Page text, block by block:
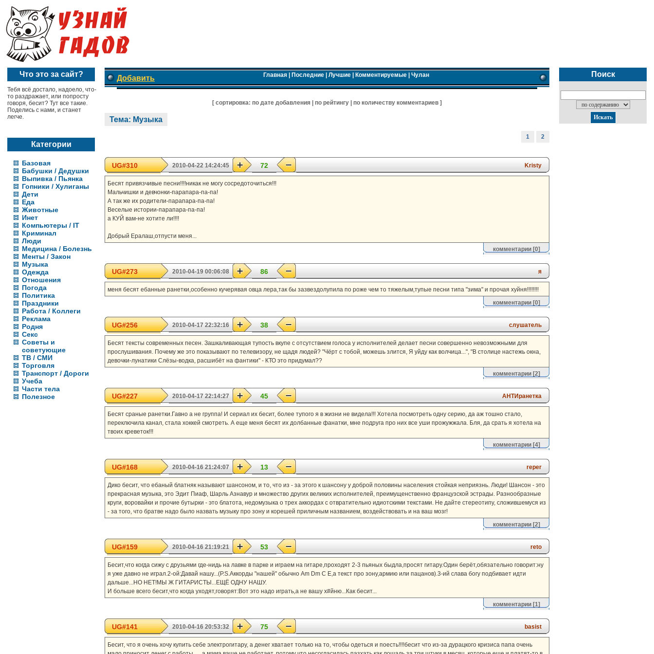
Что это за сайт?
Тебя всё достало, надоело, что-
то раздражает, или попросту
говоря, бесит? Тут все такие.
Поделись с нами, и станет
легче.
Категории
Базовая
Бабушки / Дедушки
Выпивка / Пьянка
Гопники / Хулиганы
Дети
Еда
Животные
Инет
Компьютеры / IT
Криминал
Люди
Медицина / Болезнь
Менты / Закон
Музыка
Одежда
Отношения
Погода
Политика
Праздники
Работа / Коллеги
Реклама
Родня
Секс
Советы и
советующие
ТВ / СМИ
Торговля
Транспорт / Дороги
Учеба
Части тела
Полезное
Добавить Главная| Последние| Лучшие| Комментируемые| Чулан
[ cортировка: по дате добавления по рейтингу по количеству комментариев ]
Тема: Музыка
1 2
UG#310 2010-04-22 14:24:45 72 Kristy
Бесят привязчивые песни!!!!никак не могу сосредоточиться!!!
Мальчишки и девчонки-парапара-па-па!
А так же их родители-парапара-па-па!
Веселые истории-парапара-па-па!
а КУЙ вам-не хотите ли!!!!
Добрый Ералаш,отпусти меня...
комментарии[0]
UG#273 2010-04-19 00:06:08 86 я
меня бесят ебанные ранетки,особенно кучерявая овца лера,так бы зазвездолупила по роже чем то тяжелым,тупые песни типа "зима" и прочая хуйня!!!!!!!!
комментарии[0]
UG#256 2010-04-17 22:32:16 38 слушатель
Бесят тексты современных песен. Зашкаливающая тупость вкупе с отсутствием голоса у исполнителей делает песни совершенно невозможными для
прослушивания. Почему же это показывают по телевизору, не щадя людей? "Чёрт с тобой, можешь злится, Я уйду как волчица...", "В столице настежь окна,
девочки-лунатики Слёзы-водка, расшибёт на фантики" - КТО это придумал??
комментарии[2]
UG#227 2010-04-17 22:14:27 45 АНТИранетка
Бесят сраные ранетки.Гавно а не группа! И сериал их бесит, более тупого я в жизни не видела!!! Хотела посмотреть одну серию, да аж тошно стало,
переключила канал, стала хоккей смотреть. А еще меня бесят их долбанные фанатки, мне подруга про них все уши прожужжала. Бля, да срать я хотела на
твоих креветок!!!
комментарии[4]
UG#168 2010-04-16 21:24:07 13 reper
Дико бесит, что ебаный блатняк называют шансоном, и то, что из - за этого к шансону у доброй половины населения стойкая неприязнь. Люди! Шансон - это
прекрасная музыка, это Эдит Пиаф, Шарль Азнавур и множество других великих исполнителей, преимущенственно французской эстрады. Разнообразные
круги, воровайки и прочие бутырки - это блатота, недомузыка о трех аккордах с отвратительно идиотскими текстами. Не дайте стереотипу, сложившемуся из
- за того, что братве надо было назвать музыку про зону и корешей приличным названием, воздействовать и на ваш мозг!
комментарии[2]
UG#159 2010-04-16 21:19:21 53 reto
Бесит,что когда сижу с друзьями где-нидь на лавке в парке и играем на гитаре,проходят 2-3 пьяных быдла,просят гитару.Один берёт,обязательно говорит:ну
я уже давно не играл.2-ой:Давай нашу...(P.S.Аккорды "нашей" обычно Am Dm C E,а текст про зону,армию или пацанов).3-ий слава богу подбивает идти
дальше...НО НЕТ!МЫ Ж ГИТАРИСТЫ...ЕЩЁ ОДНУ НАШУ.
И больше всего бесит,что когда уходят,говорят:Вот это надо играть,а не вашу х#йню...Как бесит...
комментарии[1]
UG#141 2010-04-16 20:53:32 75 basist
Бесит, что я очень хочу купить себе электрогитару, а денег хватает только на то, чтобы одеться и поесть!!!!бесит что из-за дурацкого кризиса папа очень
Поиск